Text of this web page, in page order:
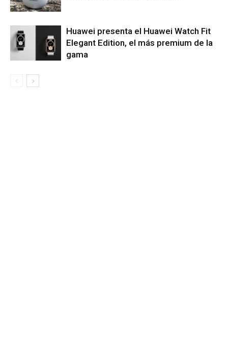
Huawei presenta el Huawei Watch Fit
Elegant Edition, el más premium de la
gama